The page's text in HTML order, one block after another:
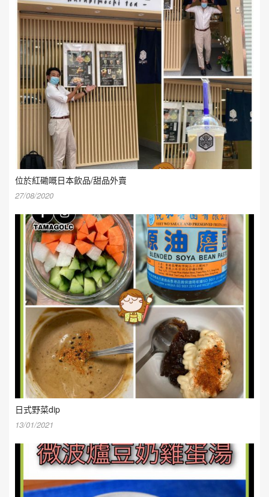
位於紅磡嘅日本飲品/甜品外賣
27/08/2020
日式野菜dip
13/01/2021